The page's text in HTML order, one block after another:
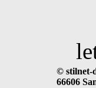
© stilnet-
66606